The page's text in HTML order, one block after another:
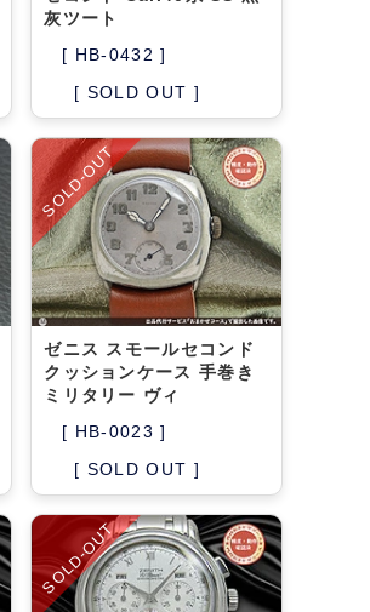
灰ツート
[ HB-0432 ]
[ SOLD OUT ]
SOLD-OUT
ゼニス スモールセコンド
クッションケース 手巻き
ミリタリー ヴィ
[ HB-0023 ]
[ SOLD OUT ]
SOLD-OUT